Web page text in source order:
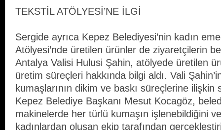
TEKSTİL ATÖLYESİ’NE İLGİ
Sergide ayrıca Kepez Belediyesi’nin kadın
Atölyesi’nde üretilen ürünler de ziyaretçilerin
Antalya Valisi Hulusi Şahin, atölyede üretilen
üretim süreçleri hakkında bilgi aldı. Vali
kumaşlarının dikim ve baskı süreçlerine ilişkin
Kepez Belediye Başkanı Mesut Kocagöz,
makinelerde her türlü kumaşın işlenebildiğini
kadınlardan oluşan ekip tarafından